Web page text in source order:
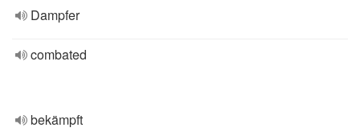
Dampfer
combated
bekämpft